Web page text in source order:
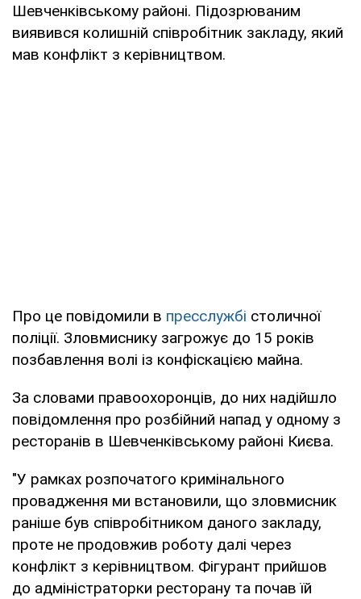
Шевченківському районі. Підозрюваним
виявився колишній співробітник закладу, який
мав конфлікт з керівництвом.
Про це повідомили в пресслужбі столичної
поліції. Зловмиснику загрожує до 15 років
позбавлення волі із конфіскацією майна.
За словами правоохоронців, до них надійшло
повідомлення про розбійний напад у одному з
ресторанів в Шевченківському районі Києва.
"У рамках розпочатого кримінального
провадження ми встановили, що зловмисник
раніше був співробітником даного закладу,
проте не продовжив роботу далі через
конфлікт з керівництвом. Фігурант прийшов
до адміністраторки ресторану та почав їй